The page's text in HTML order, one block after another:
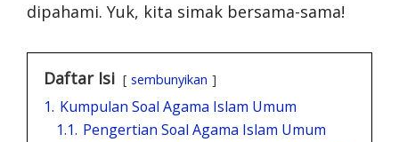
dipahami. Yuk, kita simak bersama-sama!
Daftar Isi sembunyikan
1. Kumpulan Soal Agama Islam Umum
1.1. Pengertian Soal Agama Islam Umum